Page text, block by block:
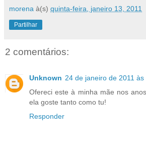
morena à(s) quinta-feira, janeiro 13, 2011
Partilhar
2 comentários:
Unknown 24 de janeiro de 2011 às
Ofereci este à minha mãe nos
ela goste tanto como tu!
Responder